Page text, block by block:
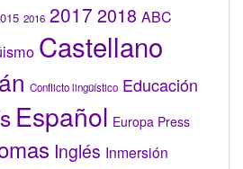
2016 2017 2018 ABC
Castellano
Conflicto lingüístico Educación
Español Europa Press
Inglés Inmersión